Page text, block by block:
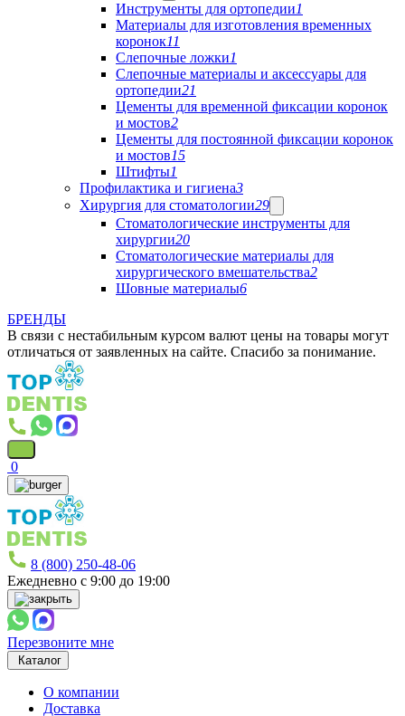
Инструменты для ортопедии1
Материалы для изготовления временных
коронок11
Слепочные ложки1
Слепочные материалы и аксессуары для
ортопедии21
Цементы для временной фиксации коронок
и мостов2
Цементы для постоянной фиксации коронок
и мостов15
Штифты1
Профилактика и гигиена3
Хирургия для стоматологии29
Стоматологические инструменты для
хирургии20
Стоматологические материалы для
хирургического вмешательства2
Шовные материалы6
БРЕНДЫ
В связи с нестабильным курсом валют цены на товары могут
отличаться от заявленных на сайте. Спасибо за понимание.
0
8 (800) 250-48-06
Ежедневно с 9:00 до 19:00
Перезвоните мне
Каталог
О компании
Доставка